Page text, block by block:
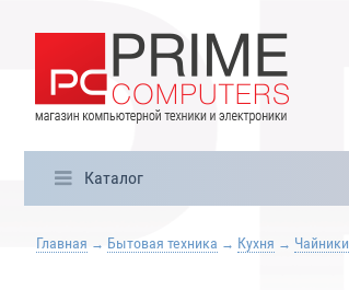
Каталог
Главная Бытовая техника Кухня Чайники